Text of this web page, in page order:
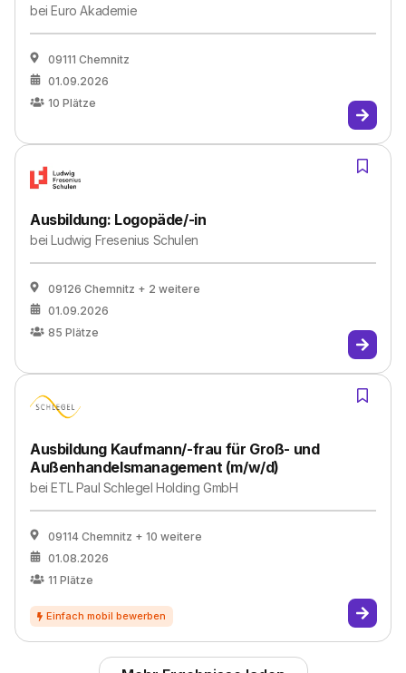
beiEuro Akademie
09111 Chemnitz
01.09.2026
10 Plätze
Ausbildung: Logopäde/-in
beiLudwig Fresenius Schulen
09126 Chemnitz + 2 weitere
01.09.2026
85 Plätze
Ausbildung Kaufmann/-frau für Groß- und
Außenhandelsmanagement (m/w/d)
beiETL Paul Schlegel Holding GmbH
09114 Chemnitz + 10 weitere
01.08.2026
11 Plätze